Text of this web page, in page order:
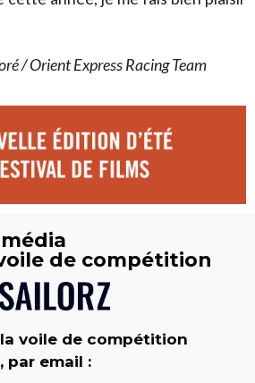
/ Orient Express Racing Team
de compétition
voile de compétition
par email :